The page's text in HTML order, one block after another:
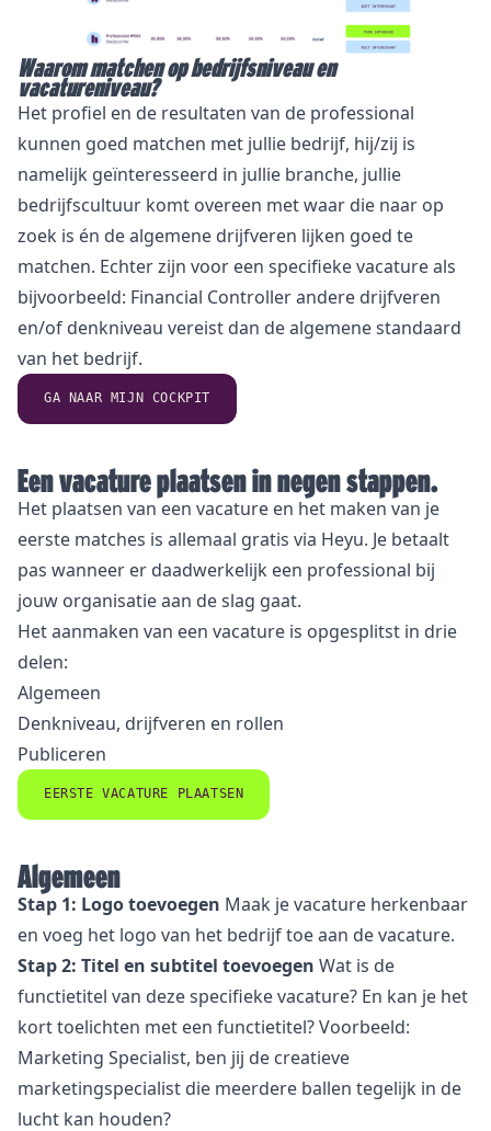
Waarom matchen op bedrijfsniveau en
vacatureniveau?
Het profiel en de resultaten van de professional
kunnen goed matchen met jullie bedrijf, hij/zij is
namelijk geïnteresseerd in jullie branche, jullie
bedrijfscultuur komt overeen met waar die naar op
zoek is én de algemene drijfveren lijken goed te
matchen. Echter zijn voor een specifieke vacature als
bijvoorbeeld: Financial Controller andere drijfveren
en/of denkniveau vereist dan de algemene standaard
van het bedrijf.
GA NAAR MIJN COCKPIT
Een vacature plaatsen in negen stappen.
Het plaatsen van een vacature en het maken van je
eerste matches is allemaal gratis via Heyu. Je betaalt
pas wanneer er daadwerkelijk een professional bij
jouw organisatie aan de slag gaat.
Het aanmaken van een vacature is opgesplitst in drie
delen:
Algemeen
Denkniveau, drijfveren en rollen
Publiceren
EERSTE VACATURE PLAATSEN
Algemeen
Stap 1: Logo toevoegen Maak je vacature herkenbaar
en voeg het logo van het bedrijf toe aan de vacature.
Stap 2: Titel en subtitel toevoegen Wat is de
functietitel van deze specifieke vacature? En kan je het
kort toelichten met een functietitel? Voorbeeld:
Marketing Specialist, ben jij de creatieve
marketingspecialist die meerdere ballen tegelijk in de
lucht kan houden?